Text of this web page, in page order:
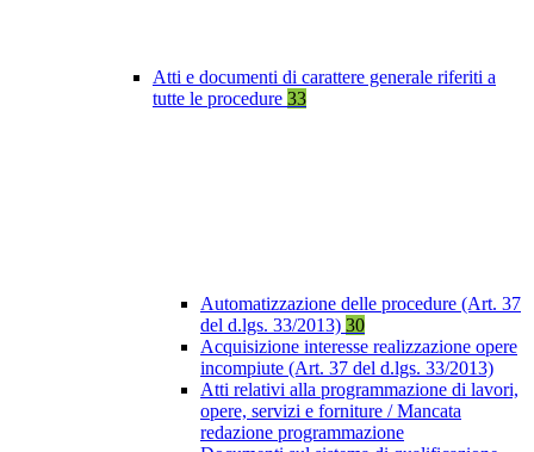
Atti e documenti di carattere generale riferiti a
tutte le procedure 33
Automatizzazione delle procedure (Art. 37
del d.lgs. 33/2013) 30
Acquisizione interesse realizzazione opere
incompiute (Art. 37 del d.lgs. 33/2013)
Atti relativi alla programmazione di lavori,
opere, servizi e forniture / Mancata
redazione programmazione